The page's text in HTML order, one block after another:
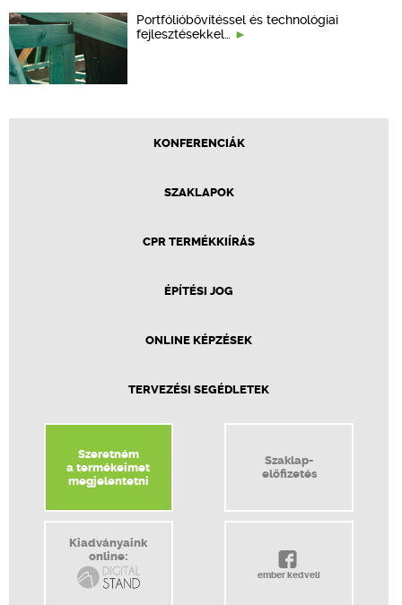
Portfólióbővítéssel és technológiai
fejlesztésekkel…
KONFERENCIÁK
SZAKLAPOK
CPR TERMÉKKIÍRÁS
ÉPÍTÉSI JOG
ONLINE KÉPZÉSEK
TERVEZÉSI SEGÉDLETEK
Szeretném
a termékeimet
megjelentetni
Szaklap-
előfizetés
Kiadványaink
online:
ember kedveli